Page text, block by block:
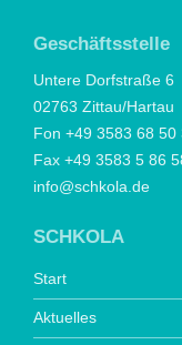
Geschäftsstelle
Untere Dorfstraße 6
02763 Zittau/Hartau
Fon +49 3583 68 50
Fax +49 3583 5 86
info@schkola.de
SCHKOLA
Start
Aktuelles